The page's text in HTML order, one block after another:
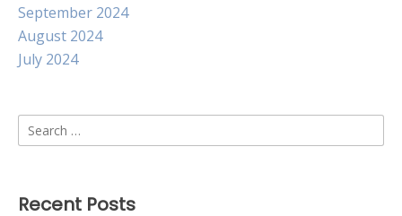
September 2024
August 2024
July 2024
Search
for:
Recent Posts